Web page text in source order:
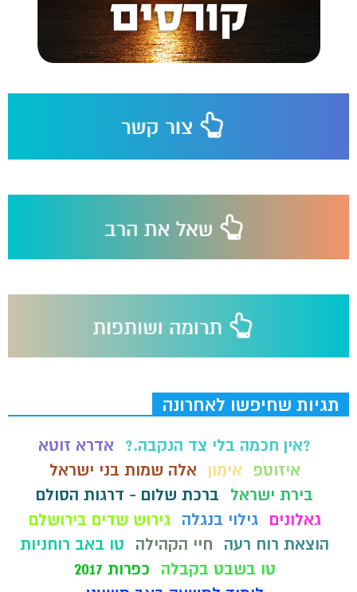
תגיות שחיפשו לאחרונה
?אין חכמה בלי צד הנקבה.?
אדרא זוטא
איזוטפ
אימון
אלה שמות בני ישראל
בירת ישראל
ברכת שלום - דרגות הסולם
גאלונים
גילוי בנגלה
גירוש שדים בירושלם
הוצאת רוח רעה
חיי הקהילה
טו באב רוחניות
טו בשבט בקבלה
כפרות 2017